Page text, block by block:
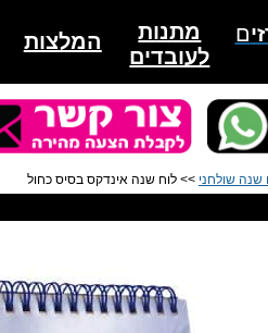
המלצות
מתנות
לעובדים
ם
שנה שולחני >> לוח שנה אינדקס בסיס כחול